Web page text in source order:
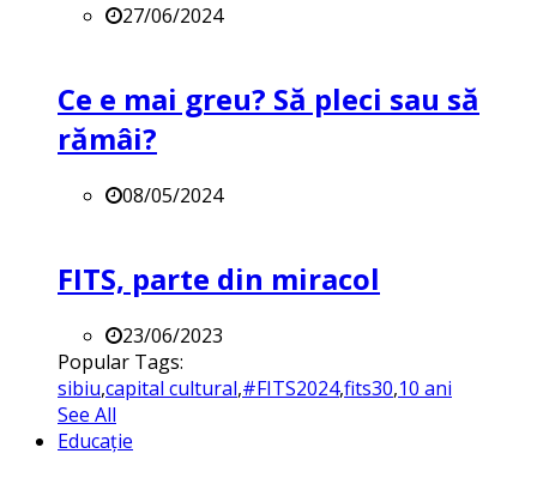
27/06/2024
Ce e mai greu? Să pleci sau să
rămâi?
08/05/2024
FITS, parte din miracol
23/06/2023
Popular Tags:
sibiu,capital cultural,#FITS2024,fits30,10 ani
See All
Educație